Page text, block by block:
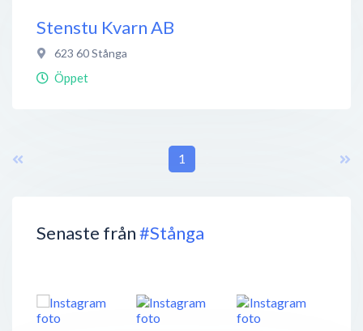
Senaste från#Stånga
Stenstu Kvarn AB
623 60Stånga
Öppet
1